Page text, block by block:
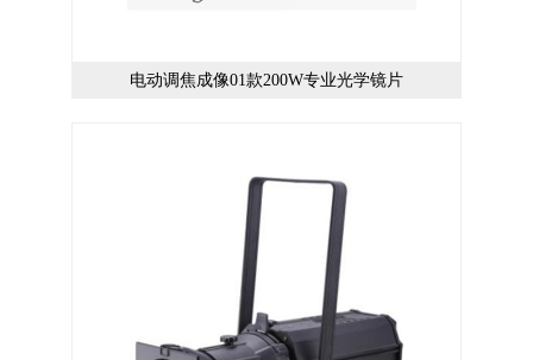
电动调焦成像01款200W专业光学镜片